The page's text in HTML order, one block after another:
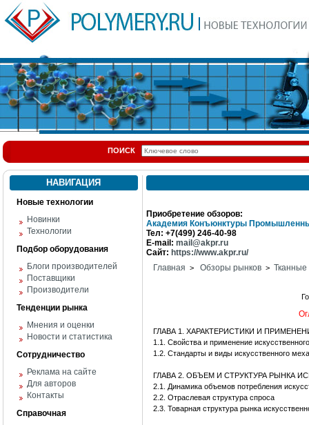
ПОИСК
НАВИГАЦИЯ
Новые технологии
Новинки
Технологии
Подбор оборудования
Блоги производителей
Поставщики
Производители
Тенденции рынка
Мнения и оценки
Новости и статистика
Сотрудничество
Реклама на сайте
Для авторов
Контакты
Справочная
Приобретение обзоров:
Академия Конъюнктуры
Тел: +7(499) 246-40-98
E-mail: mail@akpr.ru
Сайт: https://www.akpr.ru/
Главная > Обзоры рынков >
ГЛАВА 1. ХАРАКТЕРИСТИКИ И
1.1. Свойства и применение
1.2. Стандарты и виды искусственного меха
ГЛАВА 2. ОБЪЕМ И СТРУКТУРА РЫНКА
2.1. Динамика объемов потребления
2.2. Отраслевая структура спроса
2.3. Товарная структура рынка